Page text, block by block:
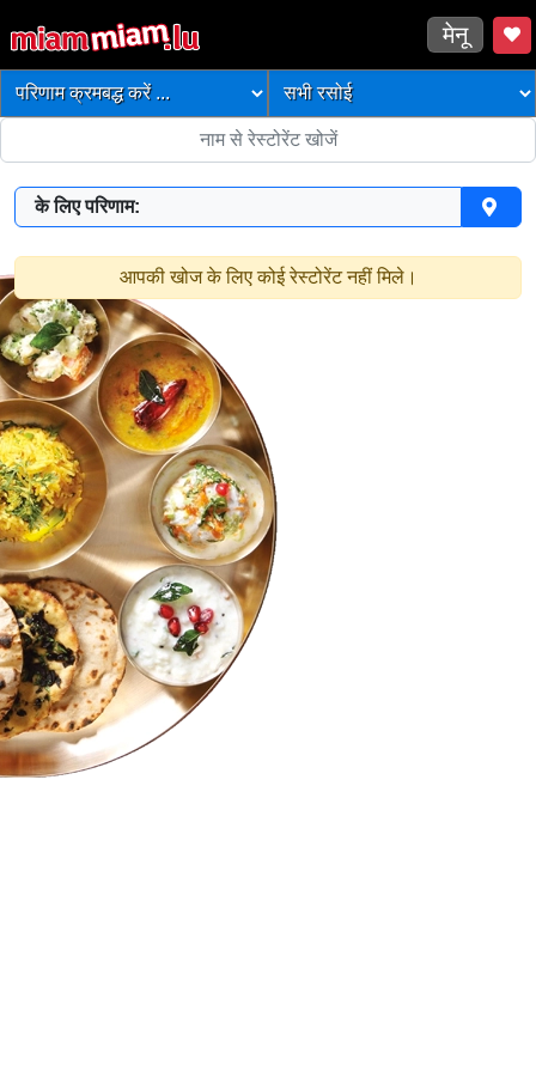
मेनू
के लिए परिणाम:
आपकी खोज के लिए कोई रेस्टोरेंट नहीं मिले।